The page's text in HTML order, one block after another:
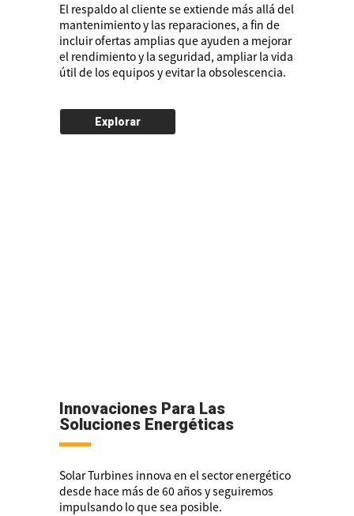
El respaldo al cliente se extiende más allá del
mantenimiento y las reparaciones, a fin de
incluir ofertas amplias que ayuden a mejorar
el rendimiento y la seguridad, ampliar la vida
útil de los equipos y evitar la obsolescencia.
Explorar
Innovaciones Para Las
Soluciones Energéticas
Solar Turbines innova en el sector energético
desde hace más de 60 años y seguiremos
impulsando lo que sea posible.